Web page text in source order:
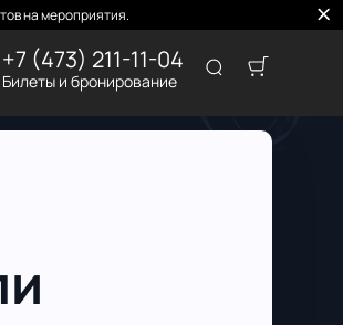
на мероприятия.
+7 (473) 211-11-04
Билеты и бронирование